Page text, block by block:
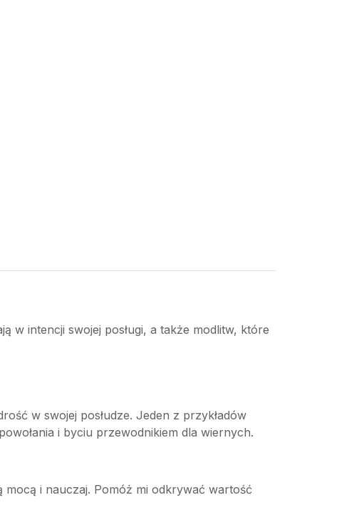
w intencji swojej posługi, a także modlitw, które
w swojej posłudze. Jeden z przykładów
i byciu przewodnikiem dla wiernych.
mocą i nauczaj. Pomóż mi odkrywać wartość